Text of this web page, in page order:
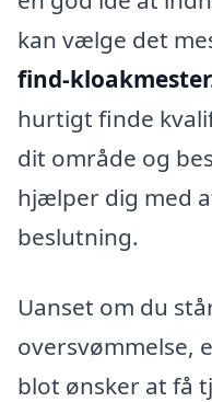
kan vælge det
find-
hurtigt finde
dit område og
hjælper dig med
beslutning.
Uanset om du
oversvømmelse,
blot ønsker at få